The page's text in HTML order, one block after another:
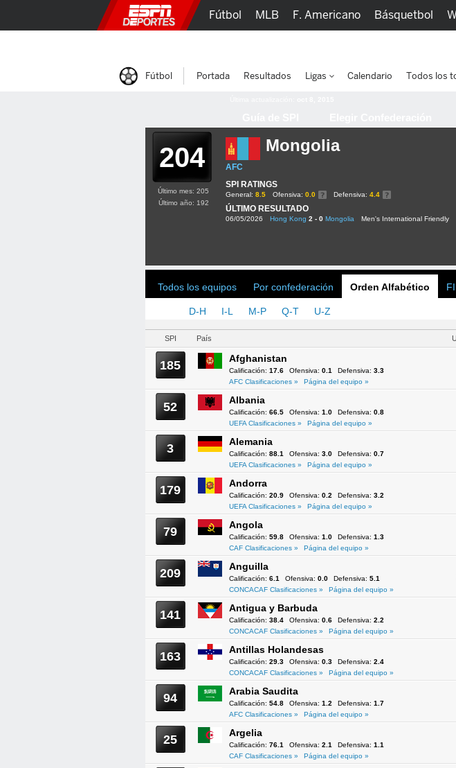
204 Mongolia
AFC
SPI RATINGS
General: 8.5 Ofensiva: 0.0 Defensiva: 4.4
ÚLTIMO RESULTADO
06/05/2026 Hong Kong 2 - 0 Mongolia Men's International Friendly
Último mes: 205
Último año: 192
Todos los equipos Por confederación Orden Alfabético
D-H I-L M-P Q-T U-Z
SPI
País
185 Afghanistan
Calificación: 17.6 Ofensiva: 0.1 Defensiva: 3.3
AFC Clasificaciones »
Página del equipo »
52 Albania
Calificación: 66.5 Ofensiva: 1.0 Defensiva: 0.8
UEFA Clasificaciones »
Página del equipo »
3 Alemania
Calificación: 88.1 Ofensiva: 3.0 Defensiva: 0.7
UEFA Clasificaciones »
Página del equipo »
179 Andorra
Calificación: 20.9 Ofensiva: 0.2 Defensiva: 3.2
UEFA Clasificaciones »
Página del equipo »
79 Angola
Calificación: 59.8 Ofensiva: 1.0 Defensiva: 1.3
CAF Clasificaciones »
Página del equipo »
209 Anguilla
Calificación: 6.1 Ofensiva: 0.0 Defensiva: 5.1
CONCACAF Clasificaciones »
Página del equipo »
141 Antigua y Barbuda
Calificación: 38.4 Ofensiva: 0.6 Defensiva: 2.2
CONCACAF Clasificaciones »
Página del equipo »
163 Antillas Holandesas
Calificación: 29.3 Ofensiva: 0.3 Defensiva: 2.4
CONCACAF Clasificaciones »
Página del equipo »
94 Arabia Saudita
Calificación: 54.8 Ofensiva: 1.2 Defensiva: 1.7
AFC Clasificaciones »
Página del equipo »
25 Argelia
Calificación: 76.1 Ofensiva: 2.1 Defensiva: 1.1
CAF Clasificaciones »
Página del equipo »
Fútbol MLB F. Americano Básquetbol
Fútbol Portada Resultados Ligas Calendario Todos los